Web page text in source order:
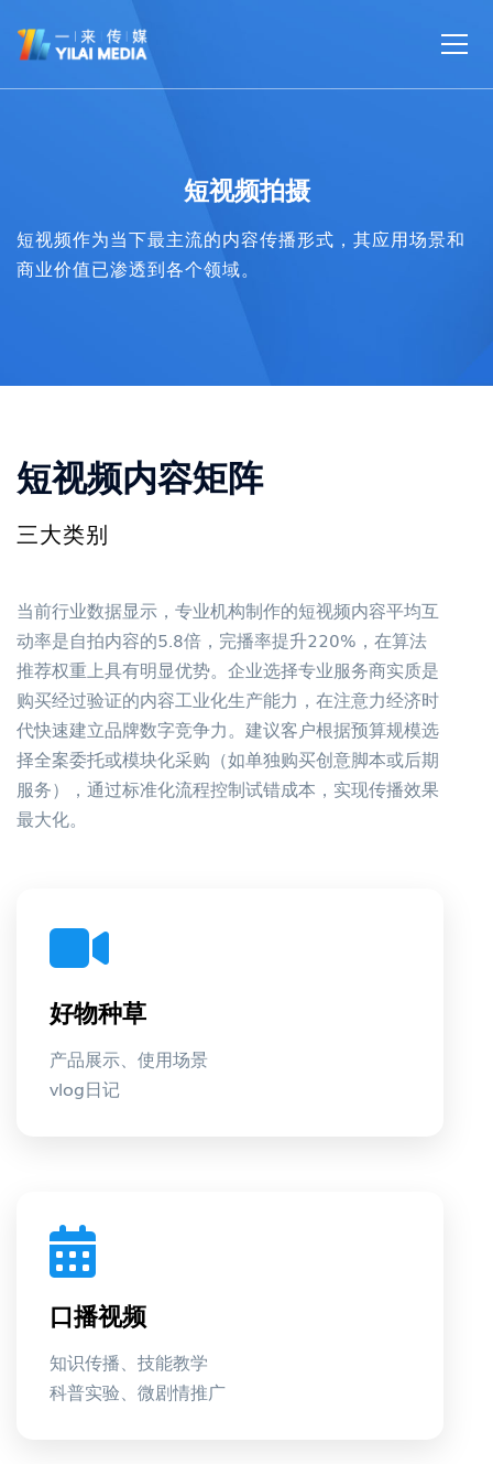
短视频拍摄
短视频作为当下最主流的内容传播形式，其应用场景和
商业价值已渗透到各个领域。
短视频内容矩阵
三大类别
当前行业数据显示，专业机构制作的短视频内容平均互
动率是自拍内容的5.8倍，完播率提升220%，在算法
推荐权重上具有明显优势。企业选择专业服务商实质是
购买经过验证的内容工业化生产能力，在注意力经济时
代快速建立品牌数字竞争力。建议客户根据预算规模选
择全案委托或模块化采购（如单独购买创意脚本或后期
服务），通过标准化流程控制试错成本，实现传播效果
最大化。
好物种草
产品展示、使用场景
vlog日记
口播视频
知识传播、技能教学
科普实验、微剧情推广